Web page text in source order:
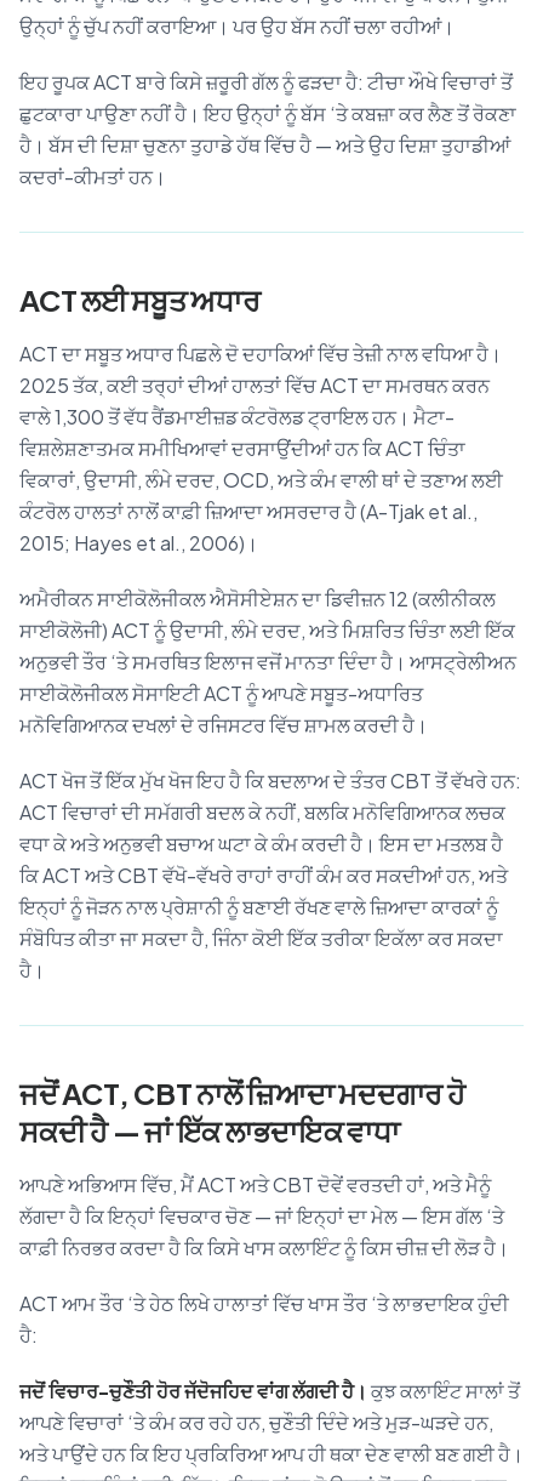
ਉਨ੍ਹਾਂ ਨੂੰ ਚੁੱਪ ਨਹੀਂ ਕਰਾਇਆ। ਪਰ ਉਹ ਬੱਸ ਨਹੀਂ ਚਲਾ ਰਹੀਆਂ।
ਇਹ ਰੂਪਕ ACT ਬਾਰੇ ਕਿਸੇ ਜ਼ਰੂਰੀ ਗੱਲ ਨੂੰ ਫੜਦਾ ਹੈ: ਟੀਚਾ ਔਖੇ ਵਿਚਾਰਾਂ ਤੋਂ
ਛੁਟਕਾਰਾ ਪਾਉਣਾ ਨਹੀਂ ਹੈ। ਇਹ ਉਨ੍ਹਾਂ ਨੂੰ ਬੱਸ ‘ਤੇ ਕਬਜ਼ਾ ਕਰ ਲੈਣ ਤੋਂ ਰੋਕਣਾ
ਹੈ। ਬੱਸ ਦੀ ਦਿਸ਼ਾ ਚੁਣਨਾ ਤੁਹਾਡੇ ਹੱਥ ਵਿੱਚ ਹੈ — ਅਤੇ ਉਹ ਦਿਸ਼ਾ ਤੁਹਾਡੀਆਂ
ਕਦਰਾਂ-ਕੀਮਤਾਂ ਹਨ।
ACT ਲਈ ਸਬੂਤ ਅਧਾਰ
ACT ਦਾ ਸਬੂਤ ਅਧਾਰ ਪਿਛਲੇ ਦੋ ਦਹਾਕਿਆਂ ਵਿੱਚ ਤੇਜ਼ੀ ਨਾਲ ਵਧਿਆ ਹੈ।
2025 ਤੱਕ, ਕਈ ਤਰ੍ਹਾਂ ਦੀਆਂ ਹਾਲਤਾਂ ਵਿੱਚ ACT ਦਾ ਸਮਰਥਨ ਕਰਨ
ਵਾਲੇ 1,300 ਤੋਂ ਵੱਧ ਰੈਂਡਮਾਈਜ਼ਡ ਕੰਟਰੋਲਡ ਟ੍ਰਾਇਲ ਹਨ। ਮੈਟਾ-
ਵਿਸ਼ਲੇਸ਼ਣਾਤਮਕ ਸਮੀਖਿਆਵਾਂ ਦਰਸਾਉਂਦੀਆਂ ਹਨ ਕਿ ACT ਚਿੰਤਾ
ਵਿਕਾਰਾਂ, ਉਦਾਸੀ, ਲੰਮੇ ਦਰਦ, OCD, ਅਤੇ ਕੰਮ ਵਾਲੀ ਥਾਂ ਦੇ ਤਣਾਅ ਲਈ
ਕੰਟਰੋਲ ਹਾਲਤਾਂ ਨਾਲੋਂ ਕਾਫ਼ੀ ਜ਼ਿਆਦਾ ਅਸਰਦਾਰ ਹੈ (A-Tjak et al.,
2015; Hayes et al., 2006)।
ਅਮੈਰੀਕਨ ਸਾਈਕੋਲੋਜੀਕਲ ਐਸੋਸੀਏਸ਼ਨ ਦਾ ਡਿਵੀਜ਼ਨ 12 (ਕਲੀਨੀਕਲ
ਸਾਈਕੋਲੋਜੀ) ACT ਨੂੰ ਉਦਾਸੀ, ਲੰਮੇ ਦਰਦ, ਅਤੇ ਮਿਸ਼ਰਿਤ ਚਿੰਤਾ ਲਈ ਇੱਕ
ਅਨੁਭਵੀ ਤੌਰ ‘ਤੇ ਸਮਰਥਿਤ ਇਲਾਜ ਵਜੋਂ ਮਾਨਤਾ ਦਿੰਦਾ ਹੈ। ਆਸਟ੍ਰੇਲੀਅਨ
ਸਾਈਕੋਲੋਜੀਕਲ ਸੋਸਾਇਟੀ ACT ਨੂੰ ਆਪਣੇ ਸਬੂਤ-ਅਧਾਰਿਤ
ਮਨੋਵਿਗਿਆਨਕ ਦਖਲਾਂ ਦੇ ਰਜਿਸਟਰ ਵਿੱਚ ਸ਼ਾਮਲ ਕਰਦੀ ਹੈ।
ACT ਖੋਜ ਤੋਂ ਇੱਕ ਮੁੱਖ ਖੋਜ ਇਹ ਹੈ ਕਿ ਬਦਲਾਅ ਦੇ ਤੰਤਰ CBT ਤੋਂ ਵੱਖਰੇ ਹਨ:
ACT ਵਿਚਾਰਾਂ ਦੀ ਸਮੱਗਰੀ ਬਦਲ ਕੇ ਨਹੀਂ, ਬਲਕਿ ਮਨੋਵਿਗਿਆਨਕ ਲਚਕ
ਵਧਾ ਕੇ ਅਤੇ ਅਨੁਭਵੀ ਬਚਾਅ ਘਟਾ ਕੇ ਕੰਮ ਕਰਦੀ ਹੈ। ਇਸ ਦਾ ਮਤਲਬ ਹੈ
ਕਿ ACT ਅਤੇ CBT ਵੱਖੋ-ਵੱਖਰੇ ਰਾਹਾਂ ਰਾਹੀਂ ਕੰਮ ਕਰ ਸਕਦੀਆਂ ਹਨ, ਅਤੇ
ਇਨ੍ਹਾਂ ਨੂੰ ਜੋੜਨ ਨਾਲ ਪ੍ਰੇਸ਼ਾਨੀ ਨੂੰ ਬਣਾਈ ਰੱਖਣ ਵਾਲੇ ਜ਼ਿਆਦਾ ਕਾਰਕਾਂ ਨੂੰ
ਸੰਬੋਧਿਤ ਕੀਤਾ ਜਾ ਸਕਦਾ ਹੈ, ਜਿੰਨਾ ਕੋਈ ਇੱਕ ਤਰੀਕਾ ਇਕੱਲਾ ਕਰ ਸਕਦਾ
ਹੈ।
ਜਦੋਂ ACT, CBT ਨਾਲੋਂ ਜ਼ਿਆਦਾ ਮਦਦਗਾਰ ਹੋ
ਸਕਦੀ ਹੈ — ਜਾਂ ਇੱਕ ਲਾਭਦਾਇਕ ਵਾਧਾ
ਆਪਣੇ ਅਭਿਆਸ ਵਿੱਚ, ਮੈਂ ACT ਅਤੇ CBT ਦੋਵੇਂ ਵਰਤਦੀ ਹਾਂ, ਅਤੇ ਮੈਨੂੰ
ਲੱਗਦਾ ਹੈ ਕਿ ਇਨ੍ਹਾਂ ਵਿਚਕਾਰ ਚੋਣ — ਜਾਂ ਇਨ੍ਹਾਂ ਦਾ ਮੇਲ — ਇਸ ਗੱਲ ‘ਤੇ
ਕਾਫ਼ੀ ਨਿਰਭਰ ਕਰਦਾ ਹੈ ਕਿ ਕਿਸੇ ਖਾਸ ਕਲਾਇੰਟ ਨੂੰ ਕਿਸ ਚੀਜ਼ ਦੀ ਲੋੜ ਹੈ।
ACT ਆਮ ਤੌਰ ‘ਤੇ ਹੇਠ ਲਿਖੇ ਹਾਲਾਤਾਂ ਵਿੱਚ ਖਾਸ ਤੌਰ ‘ਤੇ ਲਾਭਦਾਇਕ ਹੁੰਦੀ
ਹੈ:
ਜਦੋਂ ਵਿਚਾਰ-ਚੁਣੌਤੀ ਹੋਰ ਜੱਦੋਜਹਿਦ ਵਾਂਗ ਲੱਗਦੀ ਹੈ। ਕੁਝ ਕਲਾਇੰਟ ਸਾਲਾਂ ਤੋਂ
ਆਪਣੇ ਵਿਚਾਰਾਂ ‘ਤੇ ਕੰਮ ਕਰ ਰਹੇ ਹਨ, ਚੁਣੌਤੀ ਦਿੰਦੇ ਅਤੇ ਮੁੜ-ਘੜਦੇ ਹਨ,
ਅਤੇ ਪਾਉਂਦੇ ਹਨ ਕਿ ਇਹ ਪ੍ਰਕਿਰਿਆ ਆਪ ਹੀ ਥਕਾ ਦੇਣ ਵਾਲੀ ਬਣ ਗਈ ਹੈ।